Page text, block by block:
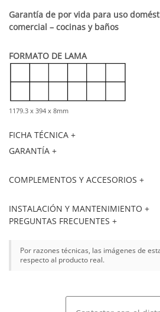
Garantía de por vida para uso
comercial – cocinas y baños
FORMATO DE LAMA
1179.3 x 394 x 8mm
FICHA TÉCNICA +
GARANTÍA +
COMPLEMENTOS Y ACCESORIOS +
INSTALACIÓN Y MANTENIMIENTO +
PREGUNTAS FRECUENTES +
Por razones técnicas, las imágenes de
respecto al producto real.